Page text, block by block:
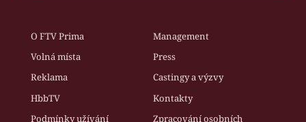
O FTV Prima
Management
Volná místa
Press
Reklama
Castingy a výzvy
HbbTV
Kontakty
Podmínky užívání
Zpracování osobních